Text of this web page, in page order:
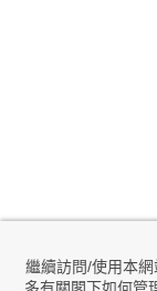
繼續訪問/使用本